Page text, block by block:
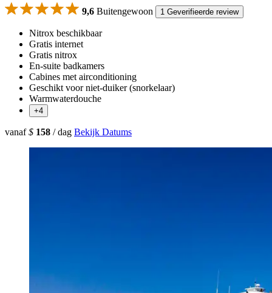
9,6 Buitengewoon 1 Geverifieerde review
Nitrox beschikbaar
Gratis internet
Gratis nitrox
En-suite badkamers
Cabines met airconditioning
Geschikt voor niet-duiker (snorkelaar)
Warmwaterdouche
+4
vanaf$ 158 / dag Bekijk Datums